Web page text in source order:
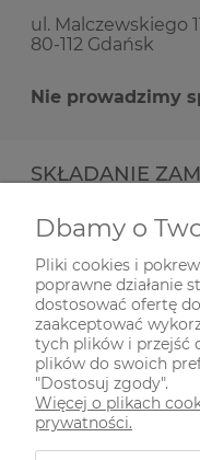
ul. Malczewskiego
80-112 Gdańsk
Nie prowadzimy
SKŁADANIE
INFORMACJE
ODWIEDŹ NAS
Dbamy o
Pliki cookies i
poprawne działanie
dostosować ofertę
zaakceptować
tych plików i przejść
plików do swoich
"Dostosuj zgody".
Więcej o plikach
prywatności.